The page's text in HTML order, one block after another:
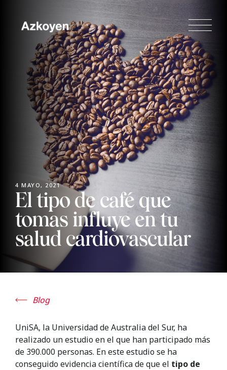
4 MAYO, 2021
El tipo de café que
tomas influye en tu
salud cardiovascular
Blog
UniSA, la Universidad de Australia del Sur, ha
realizado un estudio en el que han participado más
de 390.000 personas. En este estudio se ha
conseguido evidencia científica de que el tipo de